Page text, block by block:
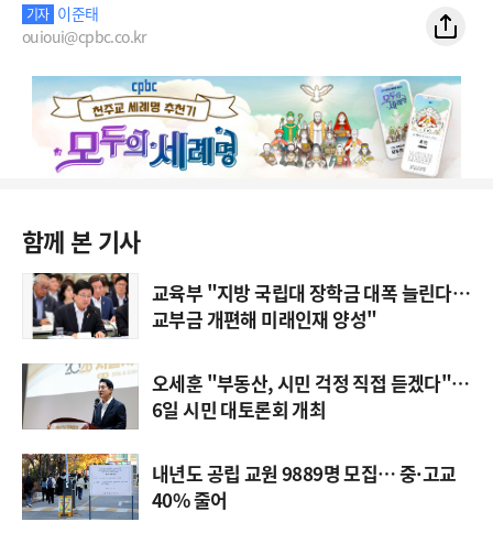
기자 이준태
ouioui@cpbc.co.kr
함께 본 기사
교육부 "지방 국립대 장학금 대폭 늘린다…
교부금 개편해 미래인재 양성"
오세훈 "부동산, 시민 걱정 직접 듣겠다"…
6일 시민 대토론회 개최
내년도 공립 교원 9889명 모집… 중·고교
40% 줄어